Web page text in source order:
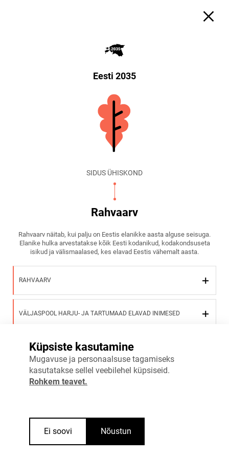
Eesti 2035
SIDUS ÜHISKOND
Rahvaarv
Rahvaarv näitab, kui palju on Eestis elanikke aasta alguse seisuga.
Elanike hulka arvestatakse kõik Eesti kodanikud, kodakondsuseta
isikud ja välismaalased, kes elavad Eestis vähemalt aasta.
RAHVAARV
VÄLJASPOOL HARJU- JA TARTUMAAD ELAVAD INIMESED
Vaata täpsemalt
Küpsiste kasutamine
Mugavuse ja personaalsuse tagamiseks
kasutatakse sellel veebilehel küpsiseid.
Rohkem teavet.
Ei soovi Nõustun